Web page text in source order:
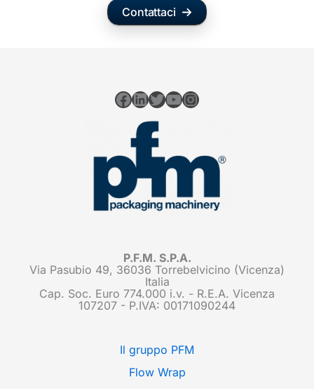
Contattaci
Facebook
LinkedIn
Twitter
YouTube
Instagram
P.F.M. S.P.A.
Via Pasubio 49, 36036 Torrebelvicino (Vicenza)
Italia
Cap. Soc. Euro 774.000 i.v. - R.E.A. Vicenza
107207 - P.IVA: 00171090244
Il gruppo PFM
Flow Wrap